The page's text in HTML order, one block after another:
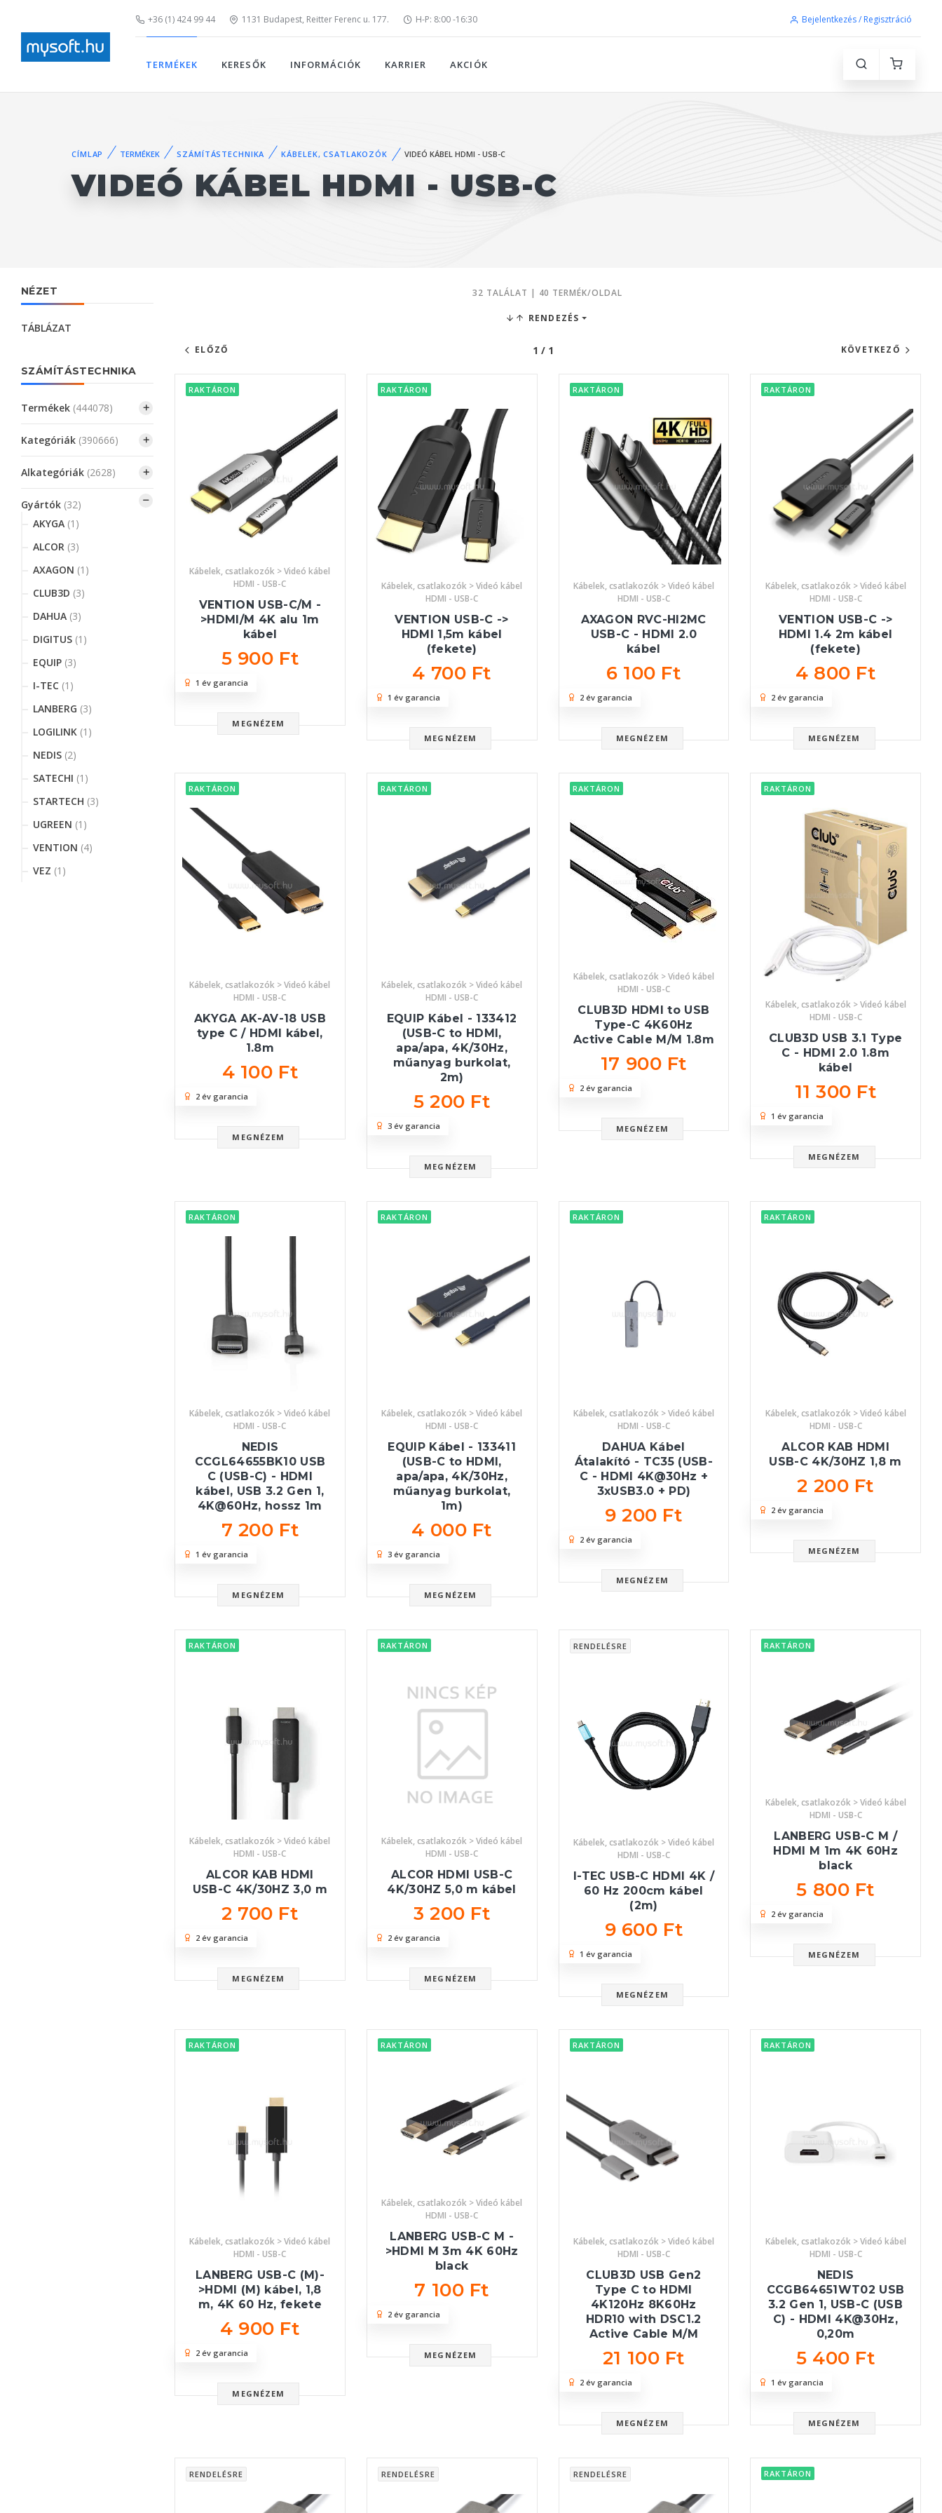
+36 (1) 424 99 44 1131 Budapest, Reitter Ferenc u. 177. H-P: 8:00 -16:30 Bejelentkezés / Regisztráció
TERMÉKEK KERESŐK INFORMÁCIÓK KARRIER AKCIÓK
CÍMLAP TERMÉKEK SZÁMÍTÁSTECHNIKA KÁBELEK, CSATLAKOZÓK VIDEÓ KÁBEL HDMI - USB-C
VIDEÓ KÁBEL HDMI - USB-C
NÉZET
TÁBLÁZAT
SZÁMÍTÁSTECHNIKA
Termékek (444078)
Kategóriák (390666)
Alkategóriák (2628)
Gyártók (32)
AKYGA (1)
ALCOR (3)
AXAGON (1)
CLUB3D (3)
DAHUA (3)
DIGITUS (1)
EQUIP (3)
I-TEC (1)
LANBERG (3)
LOGILINK (1)
NEDIS (2)
SATECHI (1)
STARTECH (3)
UGREEN (1)
VENTION (4)
VEZ (1)
32 TALÁLAT | 40 TERMÉK/OLDAL
RENDEZÉS
ELŐZŐ 1 / 1 KÖVETKEZŐ
RAKTÁRON
Kábelek, csatlakozók > Videó kábel
HDMI - USB-C
VENTION USB-C/M -
>HDMI/M 4K alu 1m
kábel
5 900 Ft
MEGNÉZEM
1 év garancia
RAKTÁRON
Kábelek, csatlakozók > Videó kábel
HDMI - USB-C
VENTION USB-C ->
HDMI 1,5m kábel
(fekete)
4 700 Ft
MEGNÉZEM
1 év garancia
RAKTÁRON
Kábelek, csatlakozók > Videó kábel
HDMI - USB-C
AXAGON RVC-HI2MC
USB-C - HDMI 2.0
kábel
6 100 Ft
MEGNÉZEM
2 év garancia
RAKTÁRON
Kábelek, csatlakozók > Videó kábel
HDMI - USB-C
VENTION USB-C ->
HDMI 1.4 2m kábel
(fekete)
4 800 Ft
MEGNÉZEM
2 év garancia
RAKTÁRON
Kábelek, csatlakozók > Videó kábel
HDMI - USB-C
AKYGA AK-AV-18 USB
type C / HDMI kábel,
1.8m
4 100 Ft
MEGNÉZEM
2 év garancia
RAKTÁRON
Kábelek, csatlakozók > Videó kábel
HDMI - USB-C
EQUIP Kábel - 133412
(USB-C to HDMI,
apa/apa, 4K/30Hz,
műanyag burkolat,
2m)
5 200 Ft
MEGNÉZEM
3 év garancia
RAKTÁRON
Kábelek, csatlakozók > Videó kábel
HDMI - USB-C
CLUB3D HDMI to USB
Type-C 4K60Hz
Active Cable M/M 1.8m
17 900 Ft
MEGNÉZEM
2 év garancia
RAKTÁRON
Kábelek, csatlakozók > Videó kábel
HDMI - USB-C
CLUB3D USB 3.1 Type
C - HDMI 2.0 1.8m
kábel
11 300 Ft
MEGNÉZEM
1 év garancia
RAKTÁRON
Kábelek, csatlakozók > Videó kábel
HDMI - USB-C
NEDIS
CCGL64655BK10 USB
C (USB-C) - HDMI
kábel, USB 3.2 Gen 1,
4K@60Hz, hossz 1m
7 200 Ft
MEGNÉZEM
1 év garancia
RAKTÁRON
Kábelek, csatlakozók > Videó kábel
HDMI - USB-C
EQUIP Kábel - 133411
(USB-C to HDMI,
apa/apa, 4K/30Hz,
műanyag burkolat,
1m)
4 000 Ft
MEGNÉZEM
3 év garancia
RAKTÁRON
Kábelek, csatlakozók > Videó kábel
HDMI - USB-C
DAHUA Kábel
Átalakító - TC35 (USB-
C - HDMI 4K@30Hz +
3xUSB3.0 + PD)
9 200 Ft
MEGNÉZEM
2 év garancia
RAKTÁRON
Kábelek, csatlakozók > Videó kábel
HDMI - USB-C
ALCOR KAB HDMI
USB-C 4K/30HZ 1,8 m
2 200 Ft
MEGNÉZEM
2 év garancia
RAKTÁRON
Kábelek, csatlakozók > Videó kábel
HDMI - USB-C
ALCOR KAB HDMI
USB-C 4K/30HZ 3,0 m
2 700 Ft
MEGNÉZEM
2 év garancia
RAKTÁRON
Kábelek, csatlakozók > Videó kábel
HDMI - USB-C
ALCOR HDMI USB-C
4K/30HZ 5,0 m kábel
3 200 Ft
MEGNÉZEM
2 év garancia
RENDELÉSRE
Kábelek, csatlakozók > Videó kábel
HDMI - USB-C
I-TEC USB-C HDMI 4K /
60 Hz 200cm kábel
(2m)
9 600 Ft
MEGNÉZEM
1 év garancia
RAKTÁRON
Kábelek, csatlakozók > Videó kábel
HDMI - USB-C
LANBERG USB-C M /
HDMI M 1m 4K 60Hz
black
5 800 Ft
MEGNÉZEM
2 év garancia
RAKTÁRON
Kábelek, csatlakozók > Videó kábel
HDMI - USB-C
LANBERG USB-C (M)-
>HDMI (M) kábel, 1,8
m, 4K 60 Hz, fekete
4 900 Ft
MEGNÉZEM
2 év garancia
RAKTÁRON
Kábelek, csatlakozók > Videó kábel
HDMI - USB-C
LANBERG USB-C M -
>HDMI M 3m 4K 60Hz
black
7 100 Ft
MEGNÉZEM
2 év garancia
RAKTÁRON
Kábelek, csatlakozók > Videó kábel
HDMI - USB-C
CLUB3D USB Gen2
Type C to HDMI
4K120Hz 8K60Hz
HDR10 with DSC1.2
Active Cable M/M
21 100 Ft
MEGNÉZEM
2 év garancia
RAKTÁRON
Kábelek, csatlakozók > Videó kábel
HDMI - USB-C
NEDIS
CCGB64651WT02 USB
3.2 Gen 1, USB-C (USB
C) - HDMI 4K@30Hz,
0,20m
5 400 Ft
MEGNÉZEM
1 év garancia
RENDELÉSRE RENDELÉSRE RENDELÉSRE RAKTÁRON